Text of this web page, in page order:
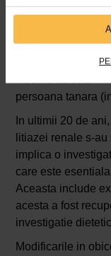
In absenta
urinar este
persoana tanara
In ultimii 20 de
litiazei renale s-
implica o
care este
Aceasta include
acesta a fost
investigatie
Modificarile in